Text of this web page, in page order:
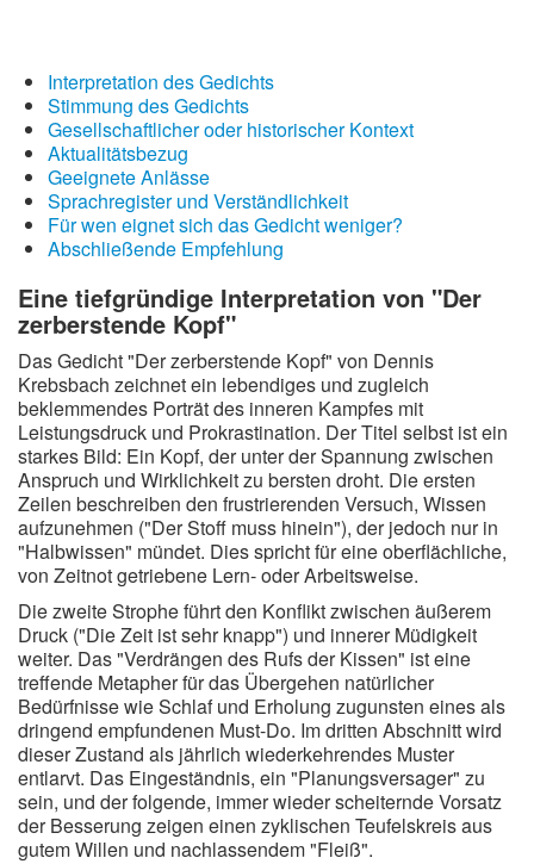
Zufallsgedicht
Interpretation des Gedichts
Stimmung des Gedichts
Gesellschaftlicher oder historischer Kontext
Aktualitätsbezug
Geeignete Anlässe
Sprachregister und Verständlichkeit
Für wen eignet sich das Gedicht weniger?
Abschließende Empfehlung
Eine tiefgründige Interpretation von "Der
zerberstende Kopf"
Das Gedicht "Der zerberstende Kopf" von Dennis
Krebsbach zeichnet ein lebendiges und zugleich
beklemmendes Porträt des inneren Kampfes mit
Leistungsdruck und Prokrastination. Der Titel selbst ist ein
starkes Bild: Ein Kopf, der unter der Spannung zwischen
Anspruch und Wirklichkeit zu bersten droht. Die ersten
Zeilen beschreiben den frustrierenden Versuch, Wissen
aufzunehmen ("Der Stoff muss hinein"), der jedoch nur in
"Halbwissen" mündet. Dies spricht für eine oberflächliche,
von Zeitnot getriebene Lern- oder Arbeitsweise.
Die zweite Strophe führt den Konflikt zwischen äußerem
Druck ("Die Zeit ist sehr knapp") und innerer Müdigkeit
weiter. Das "Verdrängen des Rufs der Kissen" ist eine
treffende Metapher für das Übergehen natürlicher
Bedürfnisse wie Schlaf und Erholung zugunsten eines als
dringend empfundenen Must-Do. Im dritten Abschnitt wird
dieser Zustand als jährlich wiederkehrendes Muster
entlarvt. Das Eingeständnis, ein "Planungsversager" zu
sein, und der folgende, immer wieder scheiternde Vorsatz
der Besserung zeigen einen zyklischen Teufelskreis aus
gutem Willen und nachlassendem "Fleiß".